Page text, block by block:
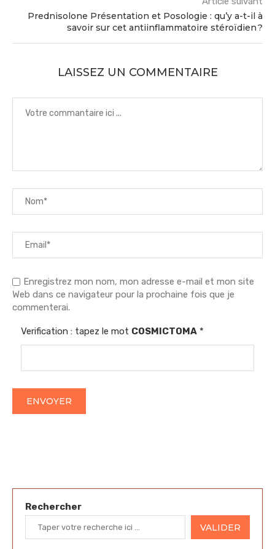
Prednisolone Présentation et Posologie : qu’y a-t-il à
savoir sur cet antiinflammatoire stéroïdien ?
LAISSEZ UN COMMENTAIRE
Enregistrez mon nom, mon adresse e-mail et mon site
Web dans ce navigateur pour la prochaine fois que je
commenterai.
Verification : tapez le mot COSMICTOMA *
Rechercher
VALIDER